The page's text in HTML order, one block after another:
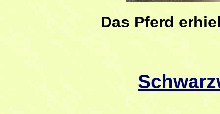
Das Pferd